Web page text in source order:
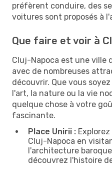
préfèrent conduire, des
voitures sont proposés à
Que faire et voir à
Cluj-Napoca est une ville
avec de nombreuses
découvrir. Que vous
l'art, la nature ou la vie
quelque chose à votre
fascinante.
Place Unirii :
Cluj-Napoca en
l'architecture
découvrez l'histoire